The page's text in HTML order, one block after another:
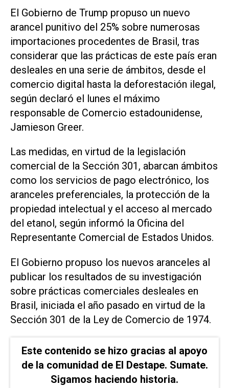
​El Gobierno de Trump propuso un nuevo
arancel punitivo del 25% sobre numerosas
importaciones procedentes de Brasil, tras
considerar que las prácticas de este país eran
desleales en ‌una serie de ámbitos, desde el
‌comercio digital hasta la deforestación ilegal,
según declaró el lunes el máximo
responsable de Comercio estadounidense,
Jamieson Greer.
Las medidas, en virtud de la legislación
comercial de la Sección 301, abarcan ámbitos
como los servicios de pago electrónico, los
aranceles preferenciales, la protección de la
propiedad intelectual y el acceso al mercado
del etanol, según informó la Oficina del
Representante Comercial de Estados Unidos.
El Gobierno propuso los nuevos aranceles al
publicar los resultados de su investigación
sobre prácticas comerciales ​desleales en
Brasil, iniciada el ⁠año pasado en virtud de la
Sección 301 de la Ley de Comercio de ‌1974.
Este contenido se hizo gracias al apoyo
de la comunidad de El Destape. Sumate.
Sigamos haciendo historia.